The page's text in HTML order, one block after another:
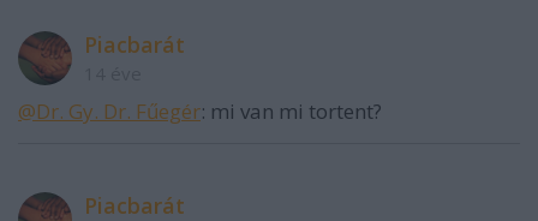
Piacbarát
@Dr. Gy. Dr. Fűegér: mi van mi tortent?
Piacbarát